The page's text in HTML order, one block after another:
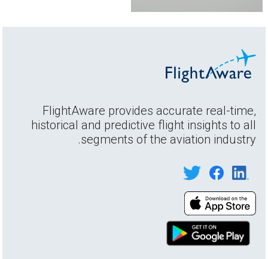
FlightAware provides accurate real-time,
historical and predictive flight insights to all
segments of the aviation industry.